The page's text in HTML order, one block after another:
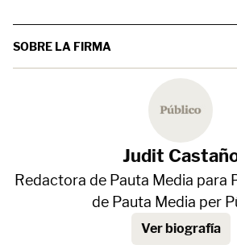
SOBRE LA FIRMA
Judit
Redactora de Pauta Media para
de Pauta Media per
Ver biografía